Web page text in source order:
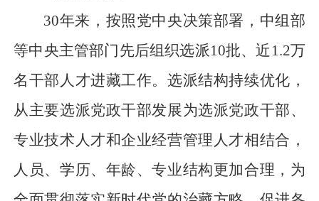
30年来，按照党中央决策部署，中组部
等中央主管部门先后组织选派10批、近1.2万
名干部人才进藏工作。选派结构持续优化，
从主要选派党政干部发展为选派党政干部、
专业技术人才和企业经营管理人才相结合，
人员、学历、年龄、专业结构更加合理，为